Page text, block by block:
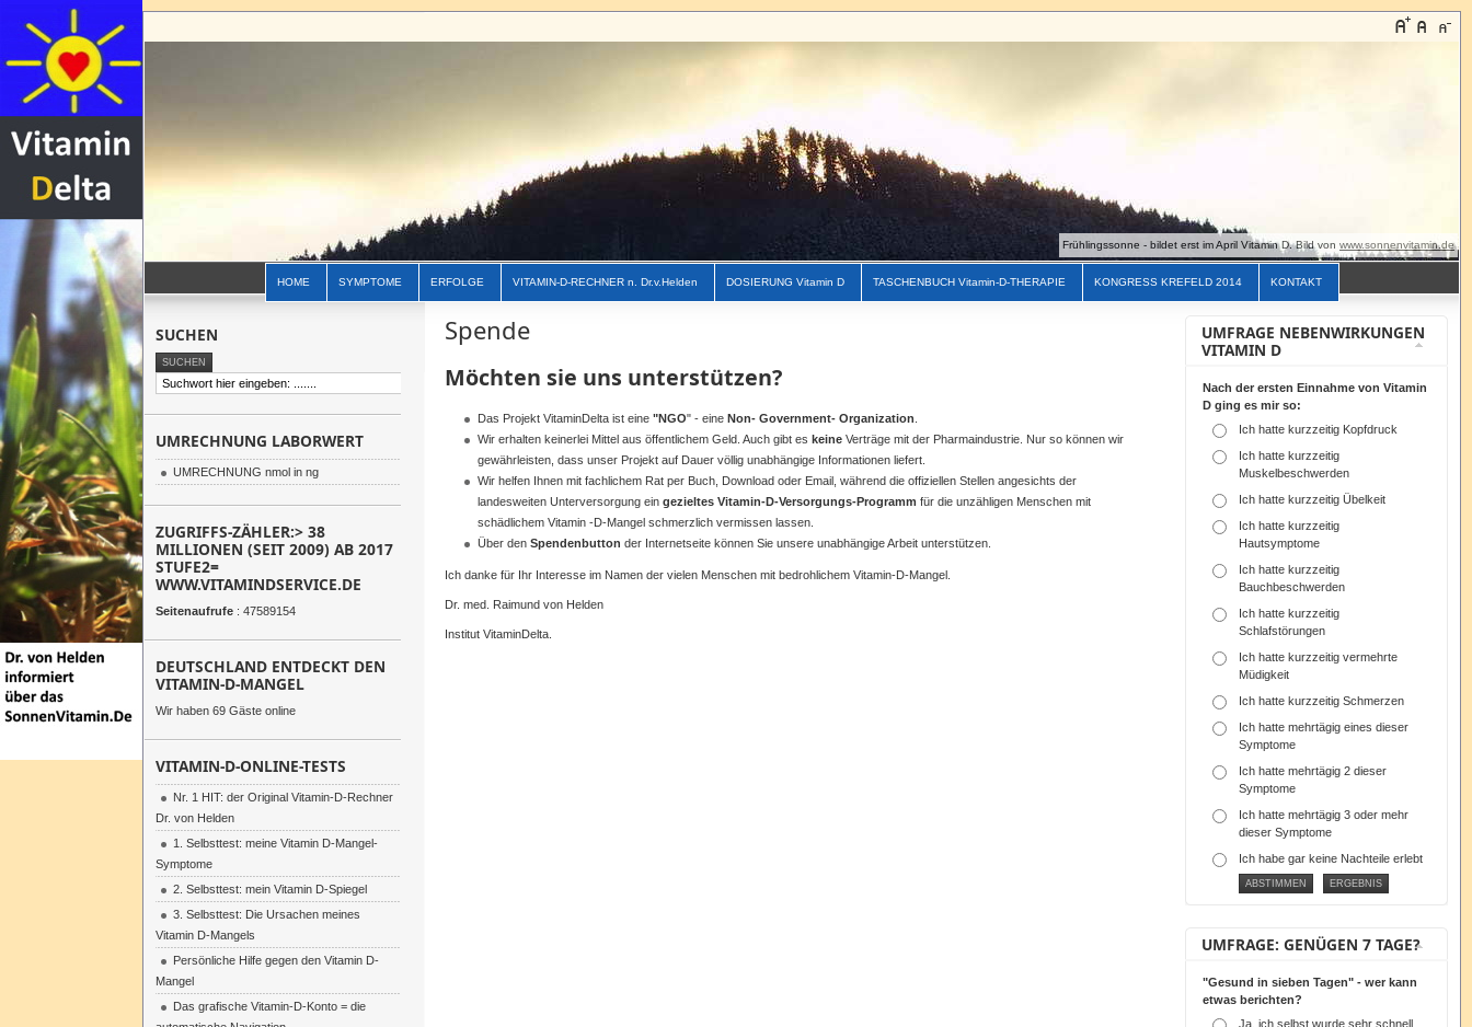
Frühlingssonne - bildet erst im April Vitamin D. Bild von www.sonnenvitamin.de
HOME SYMPTOME ERFOLGE VITAMIN-D-RECHNER n. Dr.v.Helden DOSIERUNG Vitamin D TASCHENBUCH Vitamin-D-THERAPIE KONGRESS KREFELD 2014 KONTAKT
Spende
Möchten sie uns unterstützen?
Das Projekt VitaminDelta ist eine "NGO" - eine Non- Government- Organization
Wir erhalten keinerlei Mittel aus öffentlichem Geld. Auch gibt es keine Verträge mit der Pharmaindustrie. Nur so können wir
gewährleisten, dass unser Projekt auf Dauer völlig unabhängige Informationen liefert.
Wir helfen Ihnen mit fachlichem Rat per Buch, Download oder Email, während die offiziellen Stellen angesichts der
landesweiten Unterversorgung ein gezieltes Vitamin-D-Versorgungs-Programm für die unzähligen Menschen mit
schädlichem Vitamin -D-Mangel schmerzlich vermissen lassen.
Über den Spendenbutton der Internetseite können Sie unsere unabhängige Arbeit unterstützen.
Ich danke für Ihr Interesse im Namen der vielen Menschen mit bedrohlichem Vitamin-D-Mangel.
Dr. med. Raimund von Helden
Institut VitaminDelta.
SUCHEN
UMRECHNUNG LABORWERT
UMRECHNUNG nmol in ng
ZUGRIFFS-ZÄHLER:> 38
MILLIONEN (SEIT 2009) AB 2017
STUFE2=
WWW.VITAMINDSERVICE.DE
Seitenaufrufe : 47589154
DEUTSCHLAND ENTDECKT DEN
VITAMIN-D-MANGEL
Wir haben 69 Gäste online
VITAMIN-D-ONLINE-TESTS
Nr. 1 HIT: der Original Vitamin-D-Rechner
Dr. von Helden
1. Selbsttest: meine Vitamin D-Mangel-
Symptome
2. Selbsttest: mein Vitamin D-Spiegel
3. Selbsttest: Die Ursachen meines
Vitamin D-Mangels
Persönliche Hilfe gegen den Vitamin D-
Mangel
Das grafische Vitamin-D-Konto = die
UMFRAGE NEBENWIRKUNGEN
VITAMIN D
Nach der ersten Einnahme von Vitamin
D ging es mir so:
Ich hatte kurzzeitig Kopfdruck
Ich hatte kurzzeitig
Muskelbeschwerden
Ich hatte kurzzeitig Übelkeit
Ich hatte kurzzeitig
Hautsymptome
Ich hatte kurzzeitig
Bauchbeschwerden
Ich hatte kurzzeitig
Schlafstörungen
Ich hatte kurzzeitig vermehrte
Müdigkeit
Ich hatte kurzzeitig Schmerzen
Ich hatte mehrtägig eines dieser
Symptome
Ich hatte mehrtägig 2 dieser
Symptome
Ich hatte mehrtägig 3 oder mehr
dieser Symptome
Ich habe gar keine Nachteile erlebt
UMFRAGE: GENÜGEN 7 TAGE?
"Gesund in sieben Tagen" - wer kann
etwas berichten?
Ja, ich selbst wurde sehr schnell